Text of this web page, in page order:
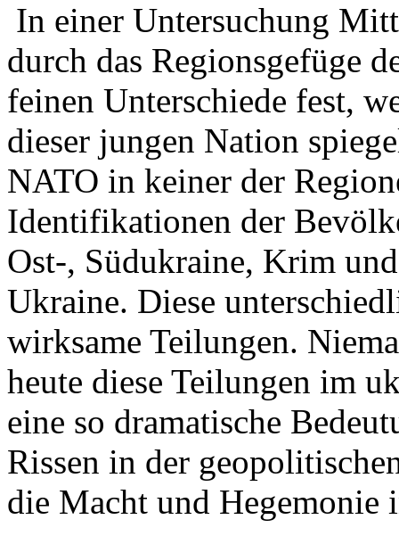
In einer Untersuchung
durch das Regionsgefüge
feinen Unterschiede fest,
dieser jungen Nation
NATO in keiner der
Identifikationen der
Ost-, Südukraine, Krim
Ukraine. Diese
wirksame Teilungen.
heute diese Teilungen im
eine so dramatische
Rissen in der
die Macht und Hegemonie